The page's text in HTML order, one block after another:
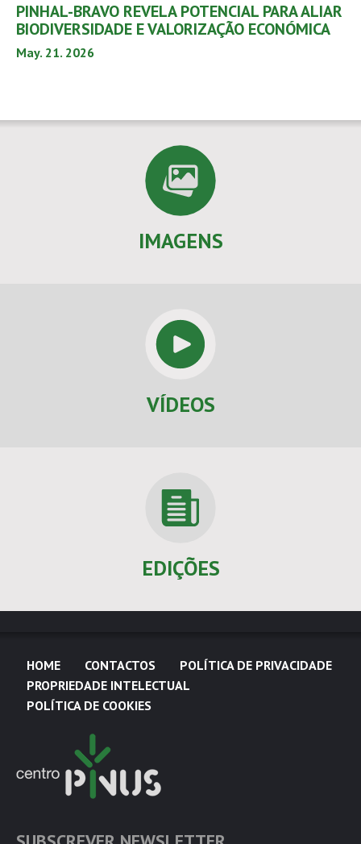
PINHAL-BRAVO REVELA POTENCIAL PARA ALIAR
BIODIVERSIDADE E VALORIZAÇÃO ECONÓMICA
May. 21. 2026
IMAGENS
VÍDEOS
EDIÇÕES
HOME CONTACTOS
POLÍTICA DE PRIVACIDADE
PROPRIEDADE INTELECTUAL
POLÍTICA DE COOKIES